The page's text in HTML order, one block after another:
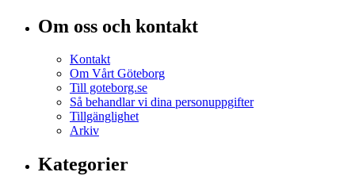
Om oss och kontakt
Kontakt
Om Vårt Göteborg
Till goteborg.se
Så behandlar vi dina personuppgifter
Tillgänglighet
Arkiv
Kategorier